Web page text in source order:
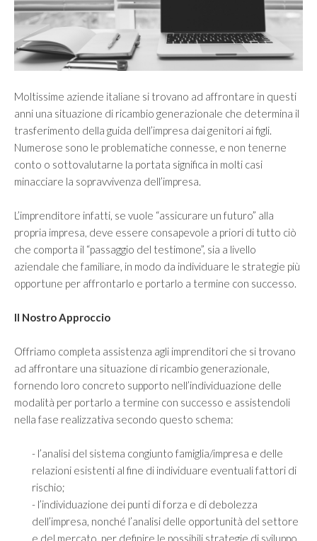
Vision
Mission
SERVIZI
Controllo di gestione e controllo strategico
Finanza Aziendale
Internazionalizzazione
Merger & Acquisition e valutazione d’azienda
Organizzazione e Riorganizzazione Aziendale
Passaggio generazionale
MERCATI
Investire in Cina
Investire in Giappone
Investire in Kazakistan
BLOG
CONTATTI
Moltissime aziende italiane si trovano ad affrontare in questi
anni una situazione di ricambio generazionale che determina il
trasferimento della guida dell’impresa dai genitori ai figli.
Numerose sono le problematiche connesse, e non tenerne
conto o sottovalutarne la portata significa in molti casi
minacciare la sopravvivenza dell’impresa.
L’imprenditore infatti, se vuole “assicurare un futuro” alla
propria impresa, deve essere consapevole a priori di tutto ciò
che comporta il “passaggio del testimone”, sia a livello
aziendale che familiare, in modo da individuare le strategie più
opportune per affrontarlo e portarlo a termine con successo.
Il Nostro Approccio
Offriamo completa assistenza agli imprenditori che si trovano
ad affrontare una situazione di ricambio generazionale,
fornendo loro concreto supporto nell’individuazione delle
modalità per portarlo a termine con successo e assistendoli
nella fase realizzativa secondo questo schema:
- l’analisi del sistema congiunto famiglia/impresa e delle
relazioni esistenti al fine di individuare eventuali fattori di
rischio;
- l’individuazione dei punti di forza e di debolezza
dell’impresa, nonché l’analisi delle opportunità del settore
e del mercato, per definire le possibili strategie di sviluppo